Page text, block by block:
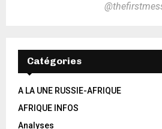
Catégories
A LA UNE RUSSIE-AFRIQUE
AFRIQUE INFOS
Analyses